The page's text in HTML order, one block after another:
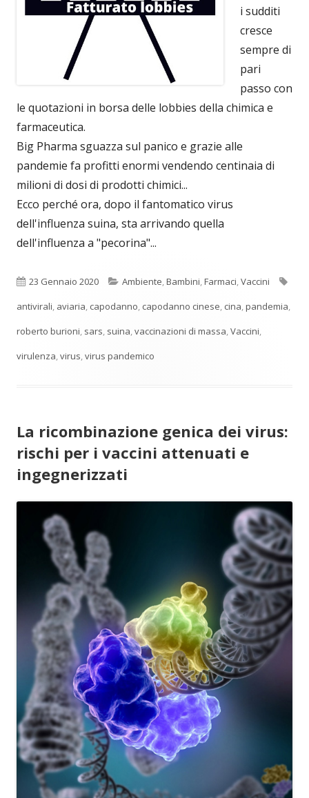
i sudditi
cresce
sempre di
pari
passo con
le quotazioni in borsa delle lobbies della chimica e
farmaceutica.
Big Pharma sguazza sul panico e grazie alle
pandemie fa profitti enormi vendendo centinaia di
milioni di dosi di prodotti chimici...
Ecco perché ora, dopo il fantomatico virus
dell'influenza suina, sta arrivando quella
dell'influenza a "pecorina"...
Pubblicato
23 Gennaio 2020 Categorie
Ambiente,Bambini,Farmaci,Vaccini
antivirali, aviaria, capodanno, capodanno cinese, cina,pandemia,
roberto burioni, sars, suina,vaccinazioni di massa,Vaccini,
virulenza,virus,virus pandemico
La ricombinazione genica dei virus:
rischi per i vaccini attenuati e
ingegnerizzati